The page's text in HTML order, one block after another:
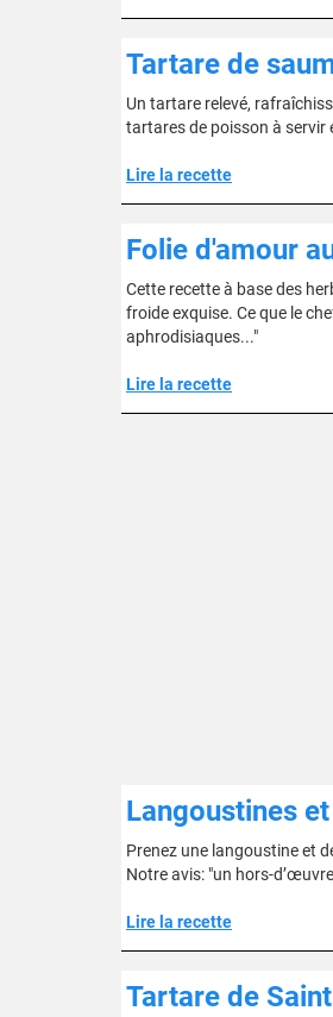
Tartare de
Un tartare relevé,
tartares de poisson à servir
Lire la recette
Folie d'amour
Cette recette à base des
froide exquise. Ce que le
aphrodisiaques..."
Lire la recette
Langoustines
Prenez une langoustine et
Notre avis: "un hors-
Lire la recette
Tartare de